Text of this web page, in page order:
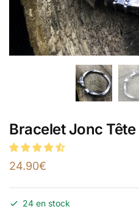
Bracelet Jonc
24.90€
24 en stock